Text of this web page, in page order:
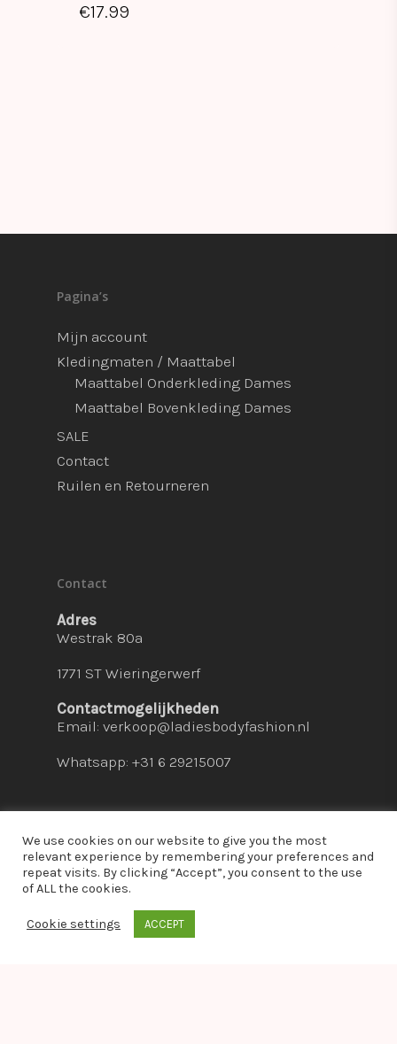
€17.99
Pagina’s
Mijn account
Kledingmaten / Maattabel
Maattabel Onderkleding Dames
Maattabel Bovenkleding Dames
SALE
Contact
Ruilen en Retourneren
Contact
Adres
Westrak 80a
1771 ST Wieringerwerf
Contactmogelijkheden
Email: verkoop@ladiesbodyfashion.nl
Whatsapp: +31 6 29215007
© 2026 Ladies Bodyfashion. hosted by:
We use cookies on our website to give you the most
relevant experience by remembering your preferences and
repeat visits. By clicking “Accept”, you consent to the use
of ALL the cookies.
Cookie settings ACCEPT